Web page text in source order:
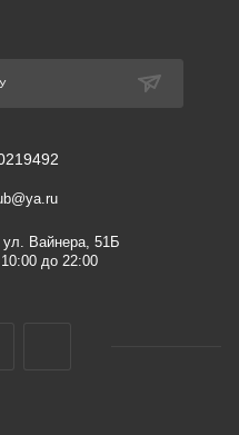
ул. Вайнера, 51Б
до 22:00